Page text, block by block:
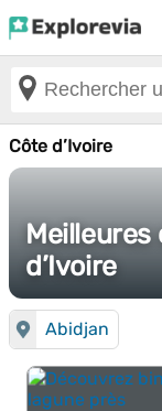
Côte d’Ivoire
Meilleures
d’Ivoire
Abidjan